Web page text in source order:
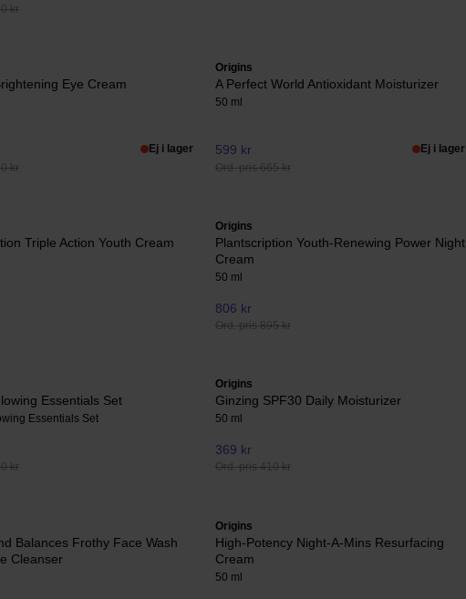
kr
Eye Cream
kr
Ej i lager
Origins
A Perfect World Antioxidant Moisturizer
50 ml
599 kr
Ord. pris 665 kr
Ej i lager
Triple Action Youth Cream
Origins
Plantscription Youth-Renewing Power Night
Cream
50 ml
806 kr
Ord. pris 895 kr
Essentials Set
Essentials Set
kr
Origins
Ginzing SPF30 Daily Moisturizer
50 ml
369 kr
Ord. pris 410 kr
Balances Frothy Face Wash
Cleanser
Origins
High-Potency Night-A-Mins Resurfacing
Cream
50 ml